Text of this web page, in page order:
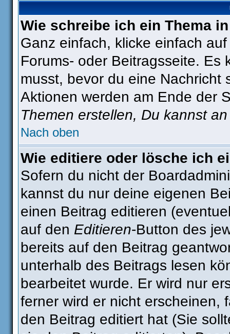
Wie schreibe ich ein Thema
Ganz einfach, klicke einfach
Forums- oder Beitragsseite. Es
musst, bevor du eine Nachricht
Aktionen werden am Ende der
Themen erstellen, Du kannst
Nach oben
Wie editiere oder lösche ich
Sofern du nicht der
kannst du nur deine eigenen
einen Beitrag editieren
auf den Editieren-Button des
bereits auf den Beitrag
unterhalb des Beitrags lesen
bearbeitet wurde. Er wird nur
ferner wird er nicht erscheinen,
den Beitrag editiert hat (Sie